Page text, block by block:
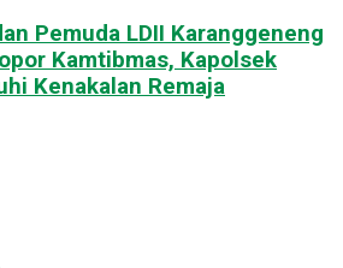
Pemuda LDII Karanggeneng
Kamtibmas, Kapolsek
Kenakalan Remaja